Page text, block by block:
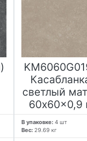
светлый
60x60x0,9
В упаковке: 4 шт
Вес: 29.69 кг